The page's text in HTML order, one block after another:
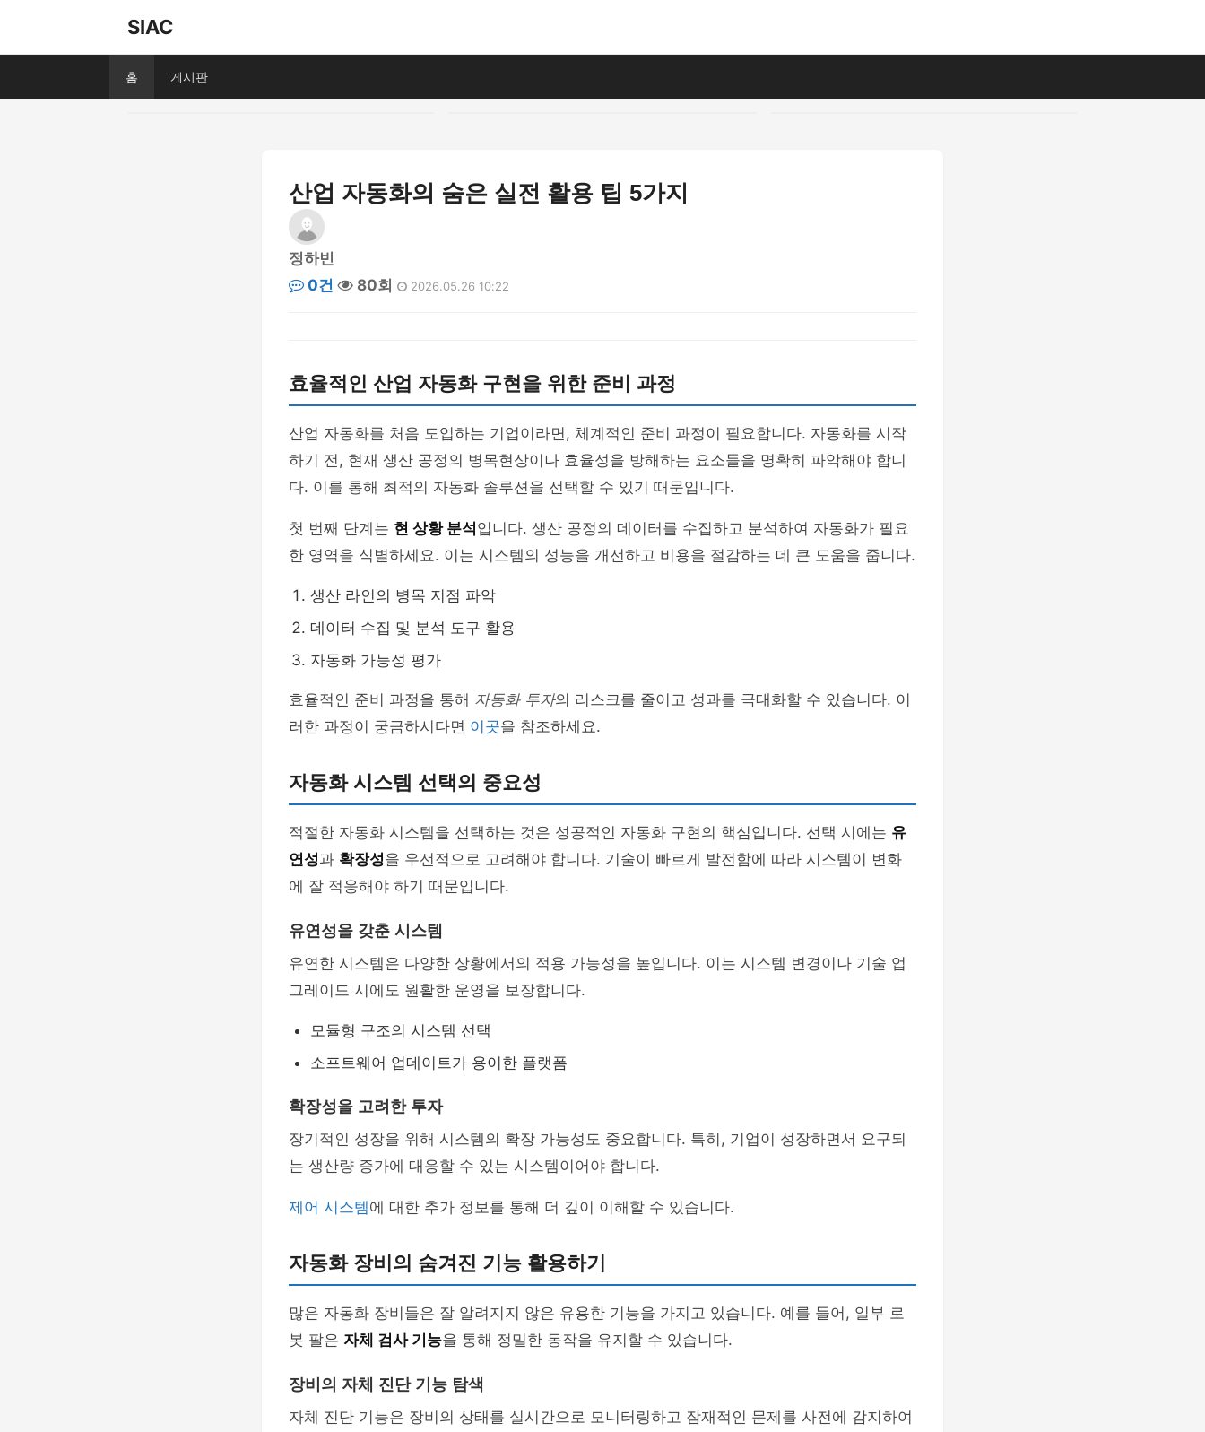
SIAC
홈 게시판
산업 자동화의 숨은 실전 활용 팁 5가지
정하빈
0건
80회 2026.05.26 10:22
효율적인 산업 자동화 구현을 위한 준비 과정
산업 자동화를 처음 도입하는 기업이라면, 체계적인 준비 과정이 필요합니다. 자동화를 시작
하기 전, 현재 생산 공정의 병목현상이나 효율성을 방해하는 요소들을 명확히 파악해야 합니
다. 이를 통해 최적의 자동화 솔루션을 선택할 수 있기 때문입니다.
첫 번째 단계는 현 상황 분석입니다. 생산 공정의 데이터를 수집하고 분석하여 자동화가 필요
한 영역을 식별하세요. 이는 시스템의 성능을 개선하고 비용을 절감하는 데 큰 도움을 줍니다.
생산 라인의 병목 지점 파악
데이터 수집 및 분석 도구 활용
자동화 가능성 평가
효율적인 준비 과정을 통해 자동화 투자의 리스크를 줄이고 성과를 극대화할 수 있습니다. 이
러한 과정이 궁금하시다면 이곳을 참조하세요.
자동화 시스템 선택의 중요성
적절한 자동화 시스템을 선택하는 것은 성공적인 자동화 구현의 핵심입니다. 선택 시에는 유
연성과 확장성을 우선적으로 고려해야 합니다. 기술이 빠르게 발전함에 따라 시스템이 변화
에 잘 적응해야 하기 때문입니다.
유연성을 갖춘 시스템
유연한 시스템은 다양한 상황에서의 적용 가능성을 높입니다. 이는 시스템 변경이나 기술 업
그레이드 시에도 원활한 운영을 보장합니다.
모듈형 구조의 시스템 선택
소프트웨어 업데이트가 용이한 플랫폼
확장성을 고려한 투자
장기적인 성장을 위해 시스템의 확장 가능성도 중요합니다. 특히, 기업이 성장하면서 요구되
는 생산량 증가에 대응할 수 있는 시스템이어야 합니다.
제어 시스템에 대한 추가 정보를 통해 더 깊이 이해할 수 있습니다.
자동화 장비의 숨겨진 기능 활용하기
많은 자동화 장비들은 잘 알려지지 않은 유용한 기능을 가지고 있습니다. 예를 들어, 일부 로
봇 팔은 자체 검사 기능을 통해 정밀한 동작을 유지할 수 있습니다.
장비의 자체 진단 기능 탐색
자체 진단 기능은 장비의 상태를 실시간으로 모니터링하고 잠재적인 문제를 사전에 감지하여